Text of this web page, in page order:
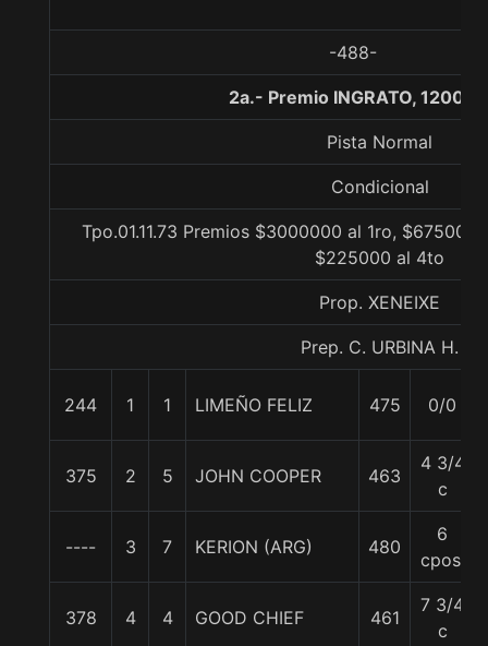
-488-
2a.- Premio INGRATO, 1200
Pista Normal
Condicional
Tpo.01.11.73 Premios $3000000 al 1ro,
$225000 al 4to
Prop. XENEIXE
Prep. C. URBINA H.
244 1 1 LIMEÑO FELIZ 475 0/0
375 2 5 JOHN COOPER 463
4 3/4
c
---- 3 7 KERION (ARG) 480
6
cpos.
378 4 4 GOOD CHIEF 461
7 3/4
c